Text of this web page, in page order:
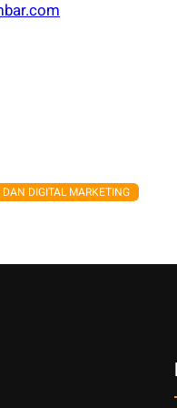
DIGITAL MARKETING